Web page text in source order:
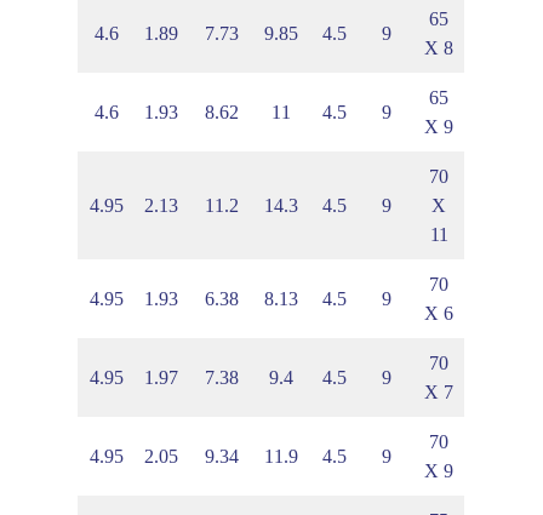
65
X 8
9
4.5
9.85
7.73
1.89
4.6
65
X 9
9
4.5
11
8.62
1.93
4.6
70
X
11
9
4.5
14.3
11.2
2.13
4.95
70
X 6
9
4.5
8.13
6.38
1.93
4.95
70
X 7
9
4.5
9.4
7.38
1.97
4.95
70
X 9
9
4.5
11.9
9.34
2.05
4.95